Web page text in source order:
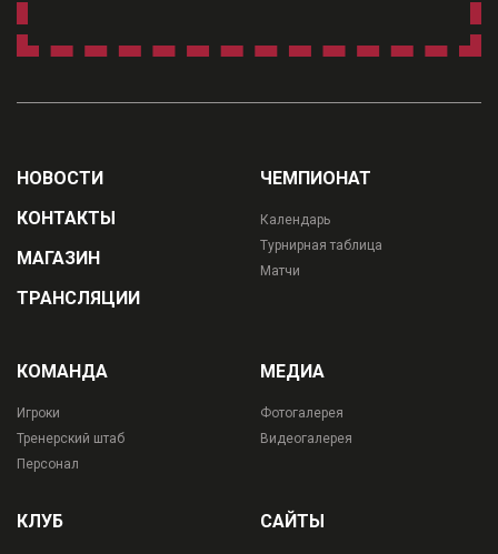
НОВОСТИ
КОНТАКТЫ
МАГАЗИН
ТРАНСЛЯЦИИ
ЧЕМПИОНАТ
Календарь
Турнирная таблица
Матчи
КОМАНДА
Игроки
Тренерский штаб
Персонал
МЕДИА
Фотогалерея
Видеогалерея
КЛУБ САЙТЫ